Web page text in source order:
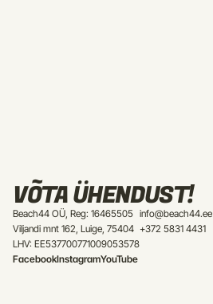
VÕTA ÜHENDUST!
Beach44 OÜ, Reg: 16465505
Viljandi mnt 162, Luige, 75404
LHV: EE537700771009053578
info@beach44.ee
+372 5831 4431
FacebookInstagramYouTube